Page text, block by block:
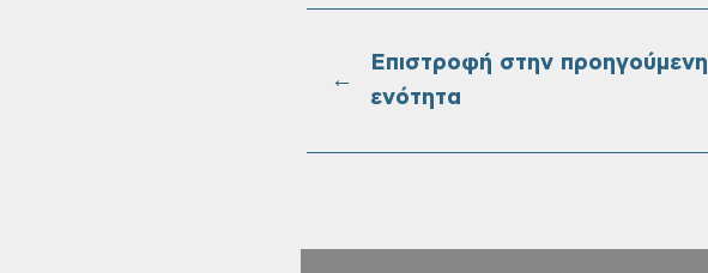
←
Επιστροφή στην προηγούμενη
ενότητα